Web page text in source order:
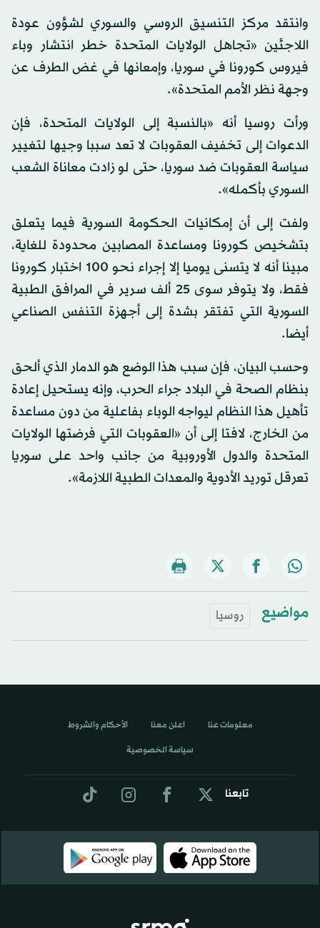
وانتقد مركز التنسيق الروسي والسوري لشؤون عودة
اللاجئين «تجاهل الولايات المتحدة خطر انتشار وباء
فيروس كورونا في سوريا، وإمعانها في غض الطرف عن
وجهة نظر الأمم المتحدة».
ورأت روسيا أنه «بالنسبة إلى الولايات المتحدة، فإن
الدعوات إلى تخفيف العقوبات لا تعد سببا وجيها لتغيير
سياسة العقوبات ضد سوريا، حتى لو زادت معاناة الشعب
السوري بأكمله».
ولفت إلى أن إمكانيات الحكومة السورية فيما يتعلق
بتشخيص كورونا ومساعدة المصابين محدودة للغاية،
مبينا أنه لا يتسنى يوميا إلا إجراء نحو 100 اختبار كورونا
فقط، ولا يتوفر سوى 25 ألف سرير في المرافق الطبية
السورية التي تفتقر بشدة إلى أجهزة التنفس الصناعي
أيضا.
وحسب البيان، فإن سبب هذا الوضع هو الدمار الذي ألحق
بنظام الصحة في البلاد جراء الحرب، وإنه يستحيل إعادة
تأهيل هذا النظام ليواجه الوباء بفاعلية من دون مساعدة
من الخارج، لافتا إلى أن «العقوبات التي فرضتها الولايات
المتحدة والدول الأوروبية من جانب واحد على سوريا
تعرقل توريد الأدوية والمعدات الطبية اللازمة».
مواضيع روسيا
تابعنا
معلومات عنا اعلن معنا الأحكام والشروط
سياسة الخصوصية